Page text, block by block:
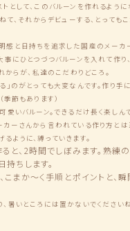
として、このバルーンを作れるように
、それからデビューする、とっても
感と日持ちを追求した国産のメーカ
事にひとつづつバルーンを入れて作り
からが、私達のこだわりどころ。
」のがとっても大変なんです。作り手に
季節もあります）
愛いバルーン。できるだけ長く楽しん
カーさんから言われている作り方とは
ように、縛っていきます。
と、2時間でしぼみます。熟練の
ちします。
こまか〜く手順とポイントと、
暑いところには置かないでくださいね